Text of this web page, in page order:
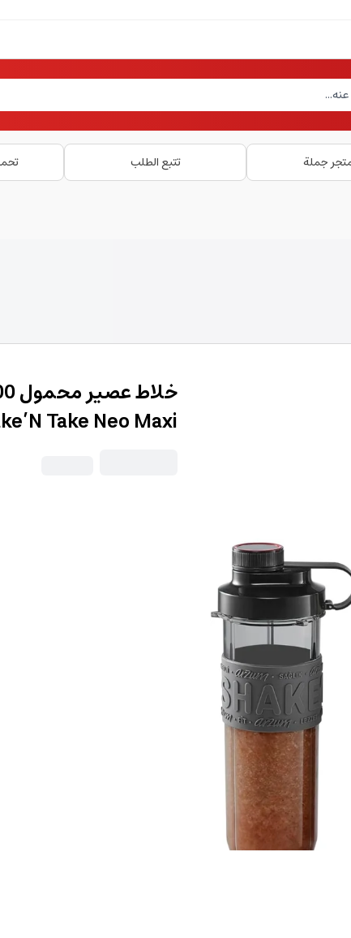
جملة تتبع الطلب
Take Neo Maxi